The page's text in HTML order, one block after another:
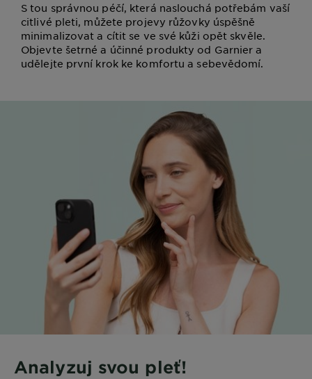
S tou správnou péčí, která naslouchá potřebám vaší
citlivé pleti, můžete projevy růžovky úspěšně
minimalizovat a cítit se ve své kůži opět skvěle.
Objevte šetrné a účinné produkty od Garnier a
udělejte první krok ke komfortu a sebevědomí.
Analyzuj svou pleť!